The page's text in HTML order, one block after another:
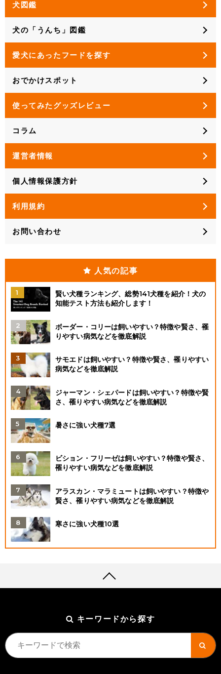
犬図鑑
犬の「うんち」図鑑
愛犬にあったフードを探す
おでかけスポット
使ってみたグッズレビュー
コラム
運営者情報
個人情報保護方針
利用規約
お問い合わせ
人気の記事
賢い犬種ランキング、総勢141犬種を紹介！犬の
知能テスト方法も紹介します！
ボーダー・コリーは飼いやすい？特徴や賢さ、罹
りやすい病気などを徹底解説
サモエドは飼いやすい？特徴や賢さ、罹りやすい
病気などを徹底解説
ジャーマン・シェパードは飼いやすい？特徴や賢
さ、罹りやすい病気などを徹底解説
暑さに強い犬種7選
ビション・フリーゼは飼いやすい？特徴や賢さ、
罹りやすい病気などを徹底解説
アラスカン・マラミュートは飼いやすい？特徴や
賢さ、罹りやすい病気などを徹底解説
寒さに強い犬種10選
キーワードから探す